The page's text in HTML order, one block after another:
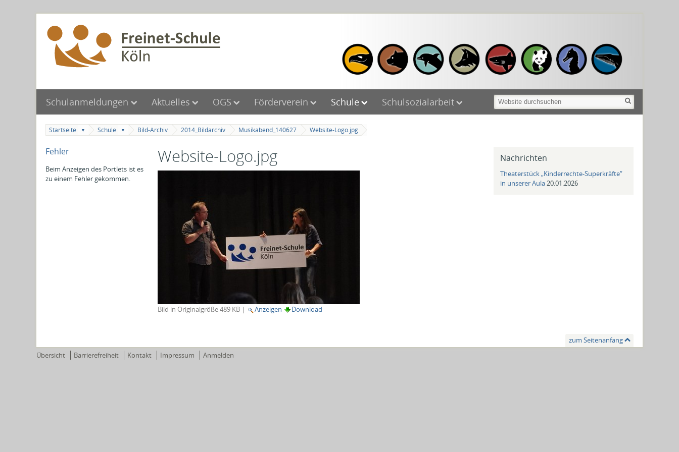
Schulanmeldungen Aktuelles OGS Förderverein Schule Schulsozialarbeit Suche
Website
durchsuchen
Startseite ▼ Schule ▼ Bild-Archiv 2014_Bildarchiv Musikabend_140627 Website-Logo.jpg
Fehler
Beim Anzeigen des Portlets ist es
zu einem Fehler gekommen.
Website-Logo.jpg
Bild in Originalgröße489 KB| Anzeigen Download
Nachrichten
Theaterstück „Kinderrechte-Superkräfte“
in unserer Aula20.01.2026
zum Seitenanfang
Übersicht
Barrierefreiheit Kontakt Impressum Anmelden